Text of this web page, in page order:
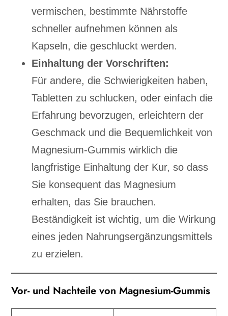
vermischen, bestimmte Nährstoffe
schneller aufnehmen können als
Kapseln, die geschluckt werden.
Einhaltung der Vorschriften:
Für andere, die Schwierigkeiten haben,
Tabletten zu schlucken, oder einfach die
Erfahrung bevorzugen, erleichtern der
Geschmack und die Bequemlichkeit von
Magnesium-Gummis wirklich die
langfristige Einhaltung der Kur, so dass
Sie konsequent das Magnesium
erhalten, das Sie brauchen.
Beständigkeit ist wichtig, um die Wirkung
eines jeden Nahrungsergänzungsmittels
zu erzielen.
Vor- und Nachteile von Magnesium-Gummis